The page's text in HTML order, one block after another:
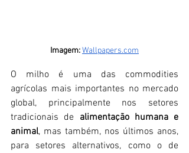
Imagem:Wallpapers.com
O milho é uma das commodities
agrícolas mais importantes no mercado
global, principalmente nos setores
tradicionais de alimentação humana e
animal, mas também, nos últimos anos,